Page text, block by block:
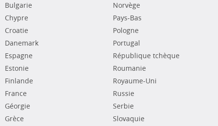
Bulgarie
Chypre
Croatie
Danemark
Espagne
Estonie
Finlande
France
Géorgie
Grèce
Norvège
Pays-Bas
Pologne
Portugal
République tchèque
Roumanie
Royaume-Uni
Russie
Serbie
Slovaquie